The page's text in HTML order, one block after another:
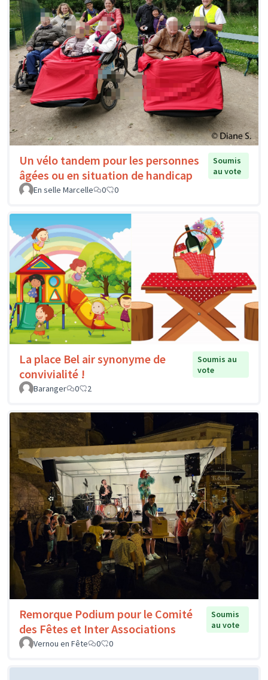
Un vélo tandem pour les personnes
âgées ou en situation de handicap
Soumis
au vote
En selle Marcelle
0 0
La place Bel air synonyme de
convivialité !
Soumis au
vote
Baranger
0 2
Remorque Podium pour le Comité
des Fêtes et Inter Associations
Soumis
au vote
Vernou en Fête
0 0